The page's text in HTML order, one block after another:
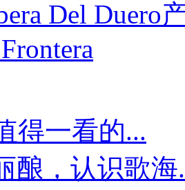
Del Duero
得一看的...
酿，认识歌海